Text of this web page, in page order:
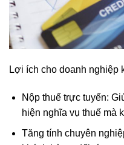
Lợi ích cho doanh nghiệp
Nộp thuế trực tuyến:
hiện nghĩa vụ thuế mà
Tăng tính chuyên